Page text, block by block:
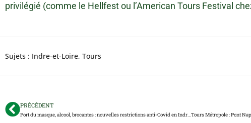
privilégié (comme le Hellfest ou l’American Tours Festival
Sujets : Indre-et-Loire, Tours
PRÉCÉDENT
Port du masque, alcool, brocantes : nouvelles restrictions anti-Covid en Indre-et-Loire